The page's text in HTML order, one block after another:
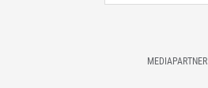
MEDIAPARTNER